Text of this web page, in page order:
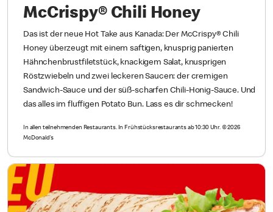
McCrispy® Chili Honey
Das ist der neue Hot Take aus Kanada: Der McCrispy® Chili
Honey überzeugt mit einem saftigen, knusprig panierten
Hähnchenbrustfiletstück, knackigem Salat, knusprigen
Röstzwiebeln und zwei leckeren Saucen: der cremigen
Sandwich-Sauce und der süß-scharfen Chili-Honig-Sauce. Und
das alles im fluffigen Potato Bun. Lass es dir schmecken!
In allen teilnehmenden Restaurants. In Frühstücksrestaurants ab 10:30 Uhr. © 2026
McDonald’s